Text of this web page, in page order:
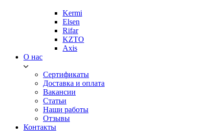
Kermi
Elsen
Rifar
KZTO
Axis
О нас
Сертификаты
Доставка и оплата
Вакансии
Статьи
Наши работы
Отзывы
Контакты